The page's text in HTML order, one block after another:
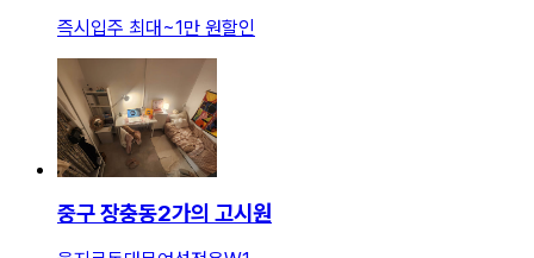
즉시입주 최대~1만 원할인
중구 장충동2가의 고시원